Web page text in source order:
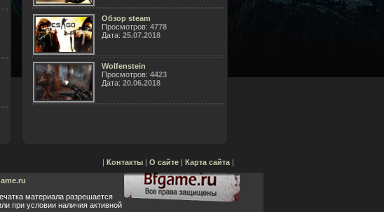
Обзор steam
Просмотров: 4778
Дата: 25.07.2018
Wolfenstein
Просмотров: 4423
Дата: 20.06.2018
| Контакты | О сайте | Карта сайта |
материала разрешается
при условии наличия активной